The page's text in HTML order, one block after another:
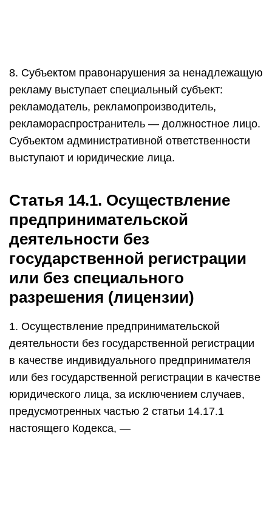
8. Субъектом правонарушения за ненадлежащую
рекламу выступает специальный субъект:
рекламодатель, рекламопроизводитель,
рекламораспространитель — должностное лицо.
Субъектом административной ответственности
выступают и юридические лица.
Статья 14.1. Осуществление
предпринимательской
деятельности без
государственной регистрации
или без специального
разрешения (лицензии)
1. Осуществление предпринимательской
деятельности без государственной регистрации
в качестве индивидуального предпринимателя
или без государственной регистрации в качестве
юридического лица, за исключением случаев,
предусмотренных частью 2 статьи 14.17.1
настоящего Кодекса, —